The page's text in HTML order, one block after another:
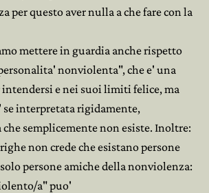
per questo aver nulla a che fare con la
mettere in guardia anche rispetto
nonviolenta", che e' una
e nei suoi limiti felice, ma
se interpretata rigidamente,
che semplicemente non esiste. Inoltre:
non crede che esistano persone
persone amiche della nonviolenza:
a" puo'